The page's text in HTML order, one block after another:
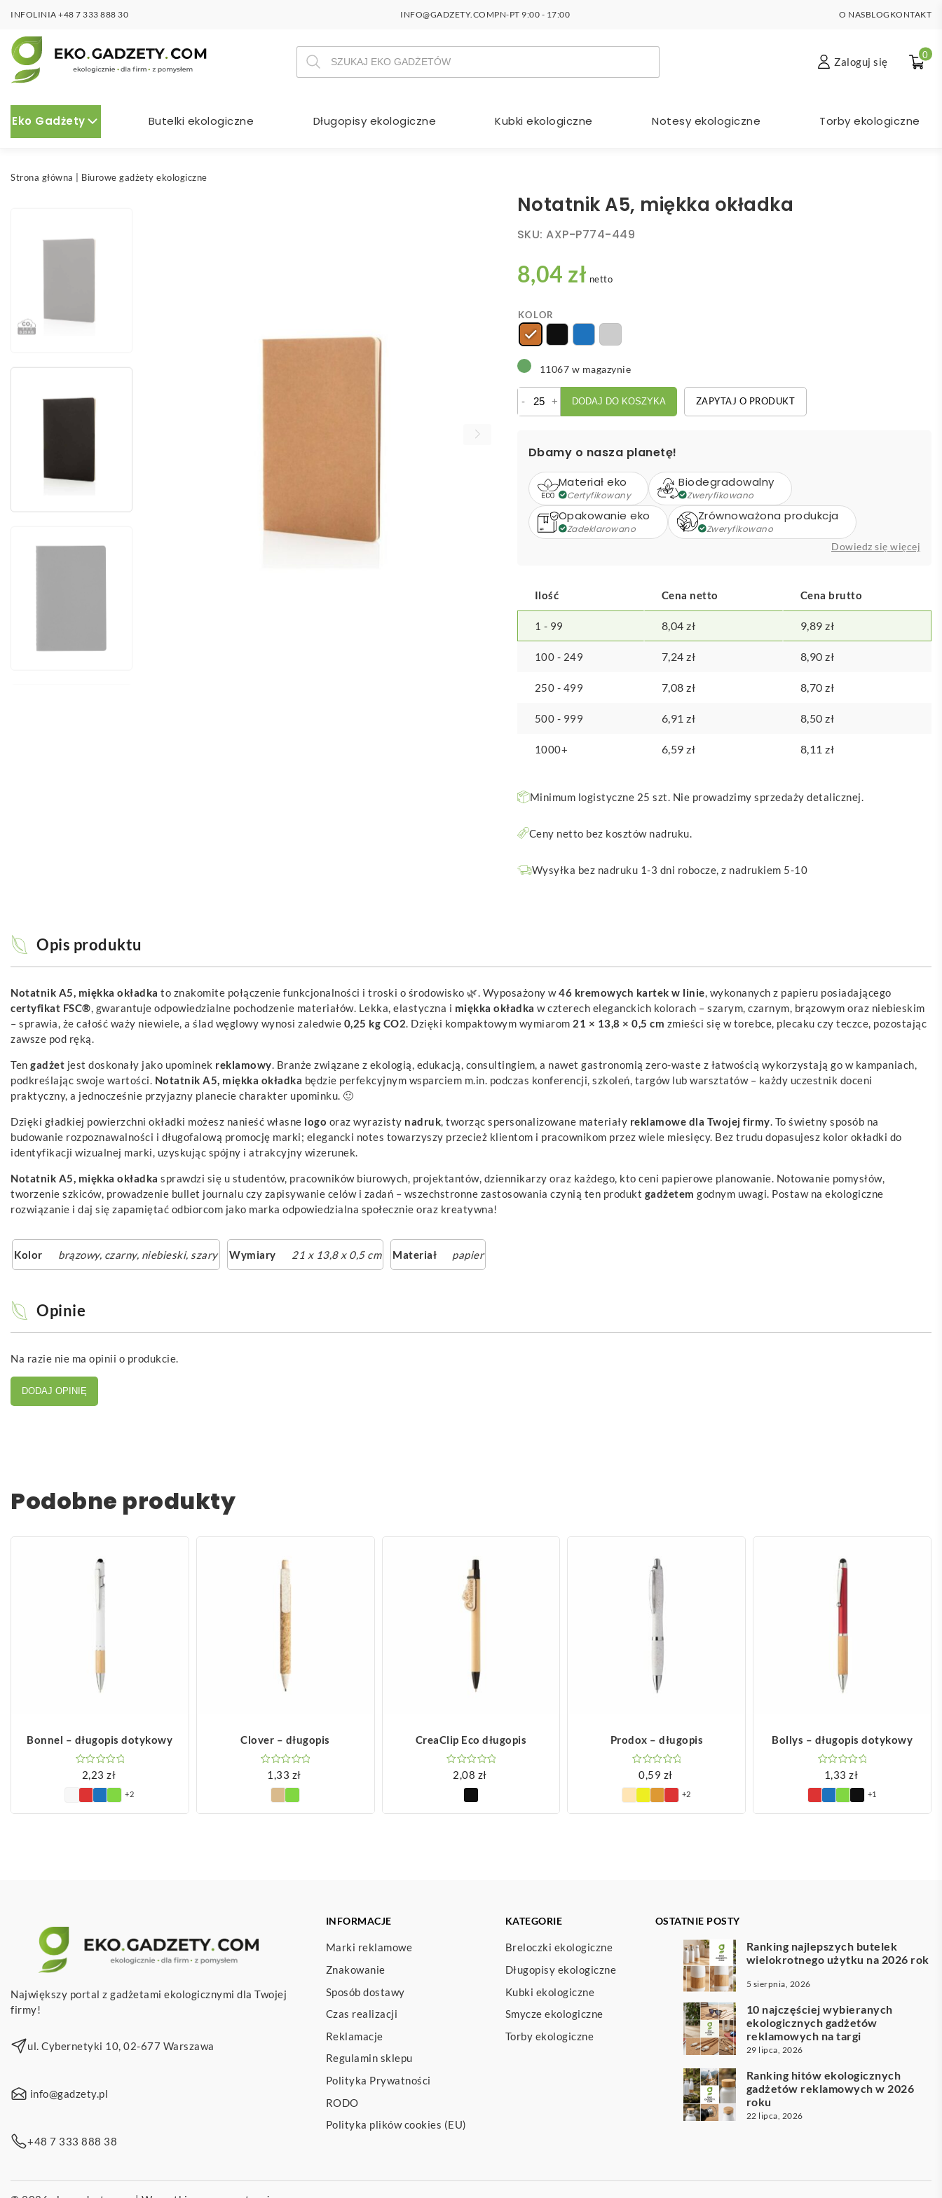
INFOLINIA +48 7 333 888 30 INFO@GADZETY.COMPN-PT 9:00 - 17:00 O NASBLOG KONTAKT
Wyszukiwarka
produktów
Zaloguj się
0
Eko Gadżety Butelki ekologiczne Długopisy ekologiczne Kubki ekologiczne Notesy ekologiczne Torby ekologiczne
Strona główna Biurowe gadżety ekologiczne
Notatnik A5, miękka okładka
SKU:AXP-P774-449
8,04 zł netto
KOLOR
11067 w magazynie
-
ilość
okładka
+ DODAJ DO KOSZYKA ZAPYTAJ O PRODUKT
Dbamy o nasza planetę!
Materiał eko
Certyfikowany
Biodegradowalny
Zweryfikowano
Opakowanie eko
Zadeklarowano
Zrównoważona produkcja
Zweryfikowano
Dowiedz się więcej
Ilość Cena netto Cena brutto
1 - 99 8,04zł 9,89zł
100 - 249 7,24zł 8,90zł
250 - 499 7,08zł 8,70zł
500 - 999 6,91zł 8,50zł
1000+ 6,59zł 8,11zł
Minimum logistyczne 25 szt. Nie prowadzimy sprzedaży detalicznej.
Ceny netto bez kosztów nadruku.
Wysyłka bez nadruku 1-3 dni robocze, z nadrukiem 5-10
Opis produktu
Notatnik A5, miękka okładka to znakomite połączenie funkcjonalności i troski o środowisko 🌿. Wyposażony w46 kremowych kartek w linie, wykonanych z papieru posiadającego
certyfikat FSC®, gwarantuje odpowiedzialne pochodzenie materiałów. Lekka, elastyczna i miękka okładka w czterech eleganckich kolorach – szarym, czarnym, brązowym oraz niebieskim
– sprawia, że całość waży niewiele, a ślad węglowy wynosi zaledwie 0,25 kg CO2. Dzięki kompaktowym wymiarom 21 × 13,8 × 0,5 cm zmieści się w torebce, plecaku czy teczce, pozostając
zawsze pod ręką.
Ten gadżet jest doskonały jako upominek reklamowy. Branże związane z ekologią, edukacją, consultingiem, a nawet gastronomią zero-waste z łatwością wykorzystają go w kampaniach,
podkreślając swoje wartości. Notatnik A5, miękka okładka będzie perfekcyjnym wsparciem m.in. podczas konferencji, szkoleń, targów lub warsztatów – każdy uczestnik doceni
praktyczny, a jednocześnie przyjazny planecie charakter upominku. 🙂
Dzięki gładkiej powierzchni okładki możesz nanieść własne logo oraz wyrazisty nadruk, tworząc spersonalizowane materiały reklamowe dla Twojej firmy. To świetny sposób na
budowanie rozpoznawalności i długofalową promocję marki; elegancki notes towarzyszy przecież klientom i pracownikom przez wiele miesięcy. Bez trudu dopasujesz kolor okładki do
identyfikacji wizualnej marki, uzyskując spójny i atrakcyjny wizerunek.
Notatnik A5, miękka okładka sprawdzi się u studentów, pracowników biurowych, projektantów, dziennikarzy oraz każdego, kto ceni papierowe planowanie. Notowanie pomysłów,
tworzenie szkiców, prowadzenie bullet journalu czy zapisywanie celów i zadań – wszechstronne zastosowania czynią ten produkt gadżetem godnym uwagi. Postaw na ekologiczne
rozwiązanie i daj się zapamiętać odbiorcom jako marka odpowiedzialna społecznie oraz kreatywna!
Kolor brązowy, czarny, niebieski, szary Wymiary 21 x 13,8 x 0,5 cm Materiał papier
Opinie
Na razie nie ma opinii o produkcie.
DODAJ OPINIĘ
Podobne produkty
Bonnel – długopis dotykowy
2,23zł
+2
Clover – długopis
1,33 zł
CreaClip Eco długopis
2,08 zł
Prodox – długopis
0,59 zł
+2
Bollys – długopis dotykowy
1,33zł
+1
Największy portal z gadżetami ekologicznymi dla Twojej
firmy!
ul. Cybernetyki 10, 02-677 Warszawa
info@gadzety.pl
+48 7 333 888 38
INFORMACJE
Marki reklamowe
Znakowanie
Sposób dostawy
Czas realizacji
Reklamacje
Regulamin sklepu
Polityka Prywatności
RODO
Polityka plików cookies (EU)
KATEGORIE
Breloczki ekologiczne
Długopisy ekologiczne
Kubki ekologiczne
Smycze ekologiczne
Torby ekologiczne
OSTATNIE POSTY
Ranking najlepszych butelek
wielokrotnego użytku na 2026 rok
5 sierpnia, 2026
10 najczęściej wybieranych
ekologicznych gadżetów
reklamowych na targi
29 lipca, 2026
Ranking hitów ekologicznych
gadżetów reklamowych w 2026
roku
22 lipca, 2026